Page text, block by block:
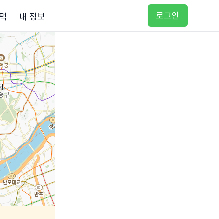
내 정보 로그인